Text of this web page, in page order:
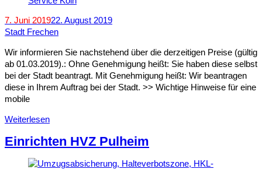
7. Juni 201922. August 2019
Stadt Frechen
Wir informieren Sie nachstehend über die derzeitigen Preise (gültig
ab 01.03.2019).: Ohne Genehmigung heißt: Sie haben diese selbst
bei der Stadt beantragt. Mit Genehmigung heißt: Wir beantragen
diese in Ihrem Auftrag bei der Stadt. >> Wichtige Hinweise für eine
mobile
Weiterlesen
Einrichten HVZ Pulheim